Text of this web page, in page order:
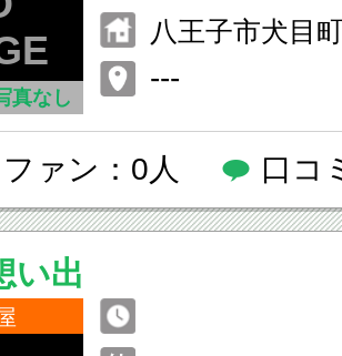
真なし
八王子市犬目
---
ファン：0人 口コ
い出